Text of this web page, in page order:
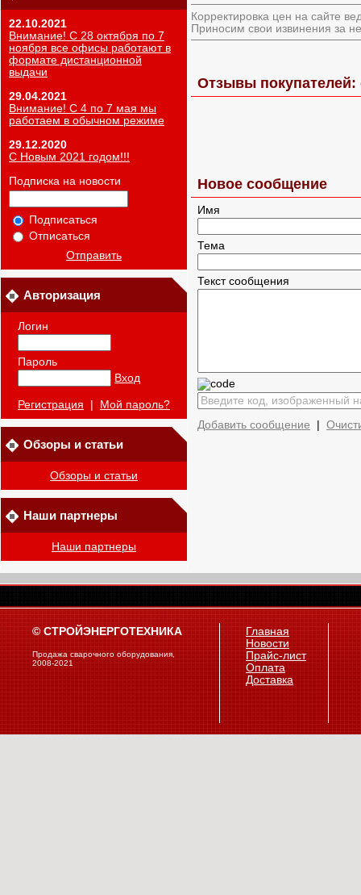
22.10.2021
Внимание! С 28 октября по 7
ноября все офисы работают в
формате дистанционной
выдачи
29.04.2021
Внимание! С 4 по 7 мая мы
работаем в обычном режиме
29.12.2020
С Новым 2021 годом!!!
Подписка на новости
Подписаться
Отписаться
Отправить
Авторизация
Логин
Пароль
Вход
Регистрация Мой пароль?
Обзоры и статьи
Обзоры и статьи
Наши партнеры
Наши партнеры
Корректировка цен на сайте
Приносим свои извинения за
Отзывы покупателей:
Новое сообщение
Имя
Тема
Текст сообщения
Добавить сообщение
© СТРОЙЭНЕРГОТЕХНИКА
Продажа сварочного оборудования,
2008-2021
Главная
Новости
Прайс-лист
Оплата
Доставка